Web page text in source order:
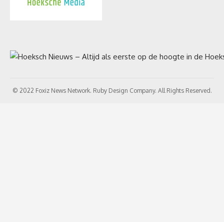
© 2022 Foxiz News Network. Ruby Design Company. All Rights Reserved.